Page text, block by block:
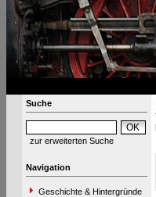
Suche
zur erweiterten Suche
Navigation
Geschichte & Hintergründe